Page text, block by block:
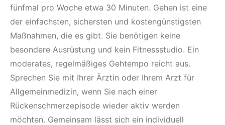
fünfmal pro Woche etwa 30 Minuten. Gehen ist eine
der einfachsten, sichersten und kostengünstigsten
Maßnahmen, die es gibt. Sie benötigen keine
besondere Ausrüstung und kein Fitnessstudio. Ein
moderates, regelmäßiges Gehtempo reicht aus.
Sprechen Sie mit Ihrer Ärztin oder Ihrem Arzt für
Allgemeinmedizin, wenn Sie nach einer
Rückenschmerzepisode wieder aktiv werden
möchten. Gemeinsam lässt sich ein individuell